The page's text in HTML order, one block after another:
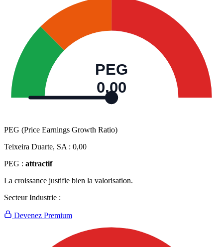
PEG
0,00
PEG (Price Earnings Growth Ratio)
Teixeira Duarte, SA : 0,00
PEG : attractif
La croissance justifie bien la valorisation.
Secteur Industrie :
Devenez Premium